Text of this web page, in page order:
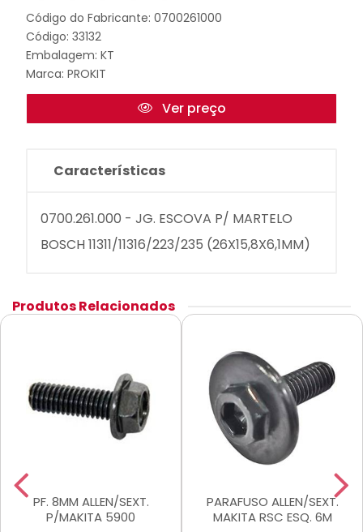
Código do Fabricante: 0700261000
Código: 33132
Embalagem: KT
Marca: PROKIT
Ver preço
Características
0700.261.000 - JG. ESCOVA P/ MARTELO
BOSCH 11311/11316/223/235 (26X15,8X6,1MM)
Produtos Relacionados
PF. 8MM ALLEN/SEXT.
P/MAKITA 5900
PARAFUSO ALLEN/SEXT.
MAKITA RSC ESQ. 6M